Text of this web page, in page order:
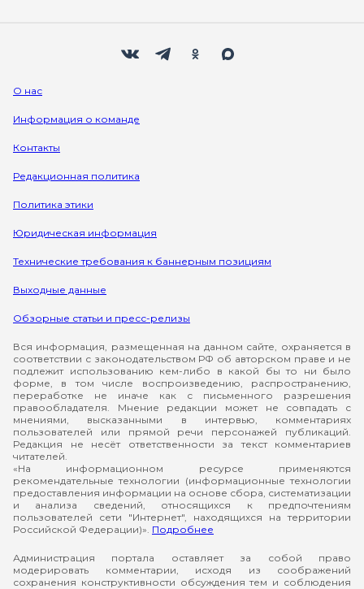
О нас
Информация о команде
Контакты
Редакционная политика
Политика этики
Юридическая информация
Технические требования к баннерным позициям
Выходные данные
Обзорные статьи и пресс-релизы
Вся информация, размещенная на данном сайте, охраняется в
соответствии с законодательством РФ об авторском праве и не
подлежит использованию кем-либо в какой бы то ни было
форме, в том числе воспроизведению, распространению,
переработке не иначе как с письменного разрешения
правообладателя. Мнение редакции может не совпадать с
мнениями, высказанными в интервью, комментариях
пользователей или прямой речи персонажей публикаций.
Редакция не несёт ответственности за текст комментариев
читателей.
«На информационном ресурсе применяются
рекомендательные технологии (информационные технологии
предоставления информации на основе сбора, систематизации
и анализа сведений, относящихся к предпочтениям
пользователей сети "Интернет", находящихся на территории
Российской Федерации)». Подробнее
Администрация портала оставляет за собой право
модерировать комментарии, исходя из соображений
сохранения конструктивности обсуждения тем и соблюдения